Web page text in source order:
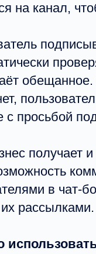
на канал,
просьбой
получает
в чат-
рассылками.